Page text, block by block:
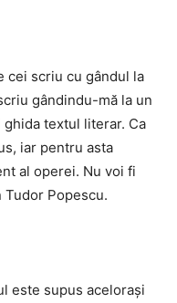
cei scriu cu gândul la
gândindu-mă la un
textul literar. Ca
iar pentru asta
al operei. Nu voi fi
Tudor Popescu.
este supus aceloraşi